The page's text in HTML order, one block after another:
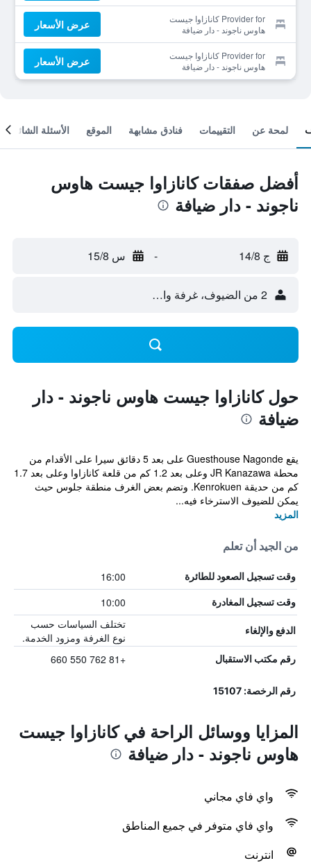
Provider for كانازاوا جيست
هاوس ناجوند - دار ضيافة
عرض الأسعار
Provider for كانازاوا جيست
هاوس ناجوند - دار ضيافة
عرض الأسعار
لمحة عن التقييمات فنادق مشابهة الموقع الأسئلة الشائعة
أفضل صفقات كانازاوا جيست هاوس
ناجوند - دار ضيافة
ج 14/8 - س 15/8
2 من الضيوف، غرفة واحدة
حول كانازاوا جيست هاوس ناجوند - دار
ضيافة
يقع Guesthouse Nagonde على بعد 5 دقائق سيرا على الأقدام من
محطة JR Kanazawa وعلى بعد 1.2 كم من قلعة كانازاوا وعلى بعد 1.7
كم من حديقة Kenrokuen. وتضم بعض الغرف منطقة جلوس حيث
يمكن للضيوف الاسترخاء فيه...
المزيد
من الجيد أن تعلم
وقت تسجيل الصعود للطائرة 16:00
وقت تسجيل المغادرة 10:00
الدفع والإلغاء
تختلف السياسات حسب
نوع الغرفة ومزود الخدمة.
رقم مكتب الاستقبال +81 762 550 660
رقم الرخصة: 15107
المزايا ووسائل الراحة في كانازاوا جيست
هاوس ناجوند - دار ضيافة
واي فاي مجاني
واي فاي متوفر في جميع المناطق
انترنت